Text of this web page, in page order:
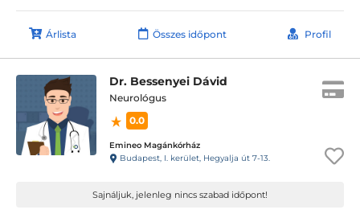
Árlista Összes időpont Profil
Dr. Bessenyei Dávid
Neurológus
0.0
Emineo Magánkórház
Budapest, I. kerület, Hegyalja út 7-13.
Sajnáljuk, jelenleg nincs szabad időpont!